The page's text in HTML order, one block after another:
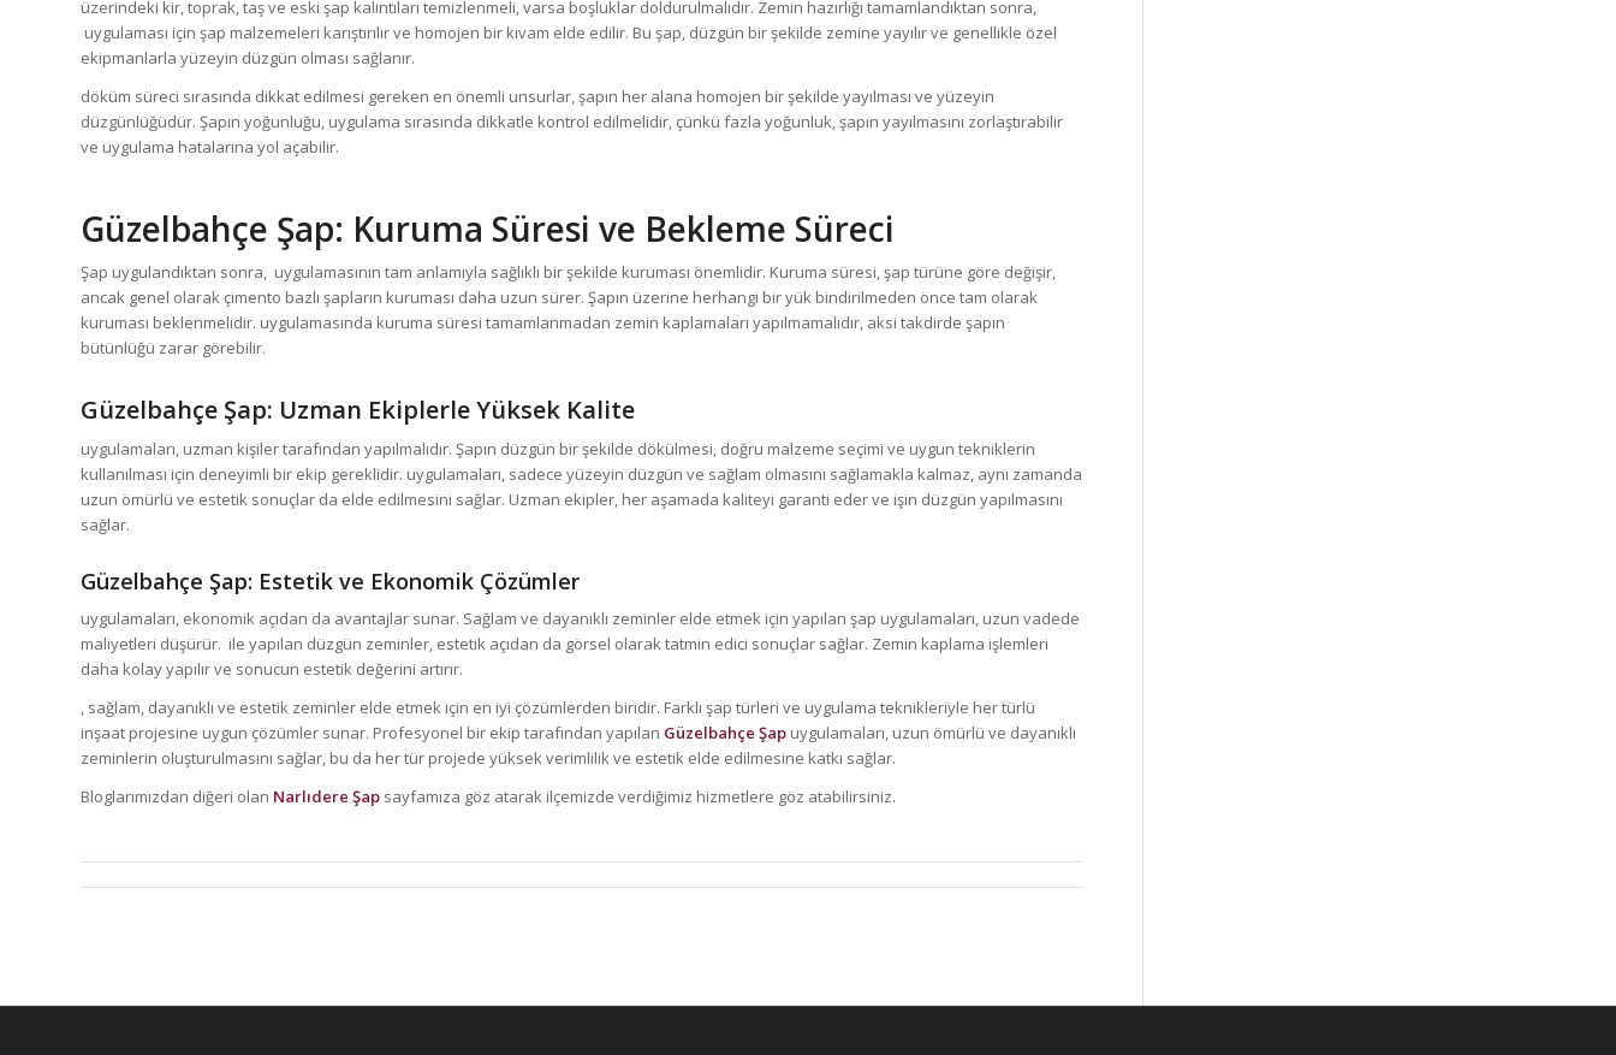
üzerindeki kir, toprak, taş ve eski şap kalıntıları temizlenmeli, varsa boşluklar doldurulmalıdır. Zemin hazırlığı tamamlandıktan sonra,
uygulaması için şap malzemeleri karıştırılır ve homojen bir kıvam elde edilir. Bu şap, düzgün bir şekilde zemine yayılır ve genellikle özel
ekipmanlarla yüzeyin düzgün olması sağlanır.
döküm süreci sırasında dikkat edilmesi gereken en önemli unsurlar, şapın her alana homojen bir şekilde yayılması ve yüzeyin
düzgünlüğüdür. Şapın yoğunluğu, uygulama sırasında dikkatle kontrol edilmelidir, çünkü fazla yoğunluk, şapın yayılmasını zorlaştırabilir
ve uygulama hatalarına yol açabilir.
Güzelbahçe Şap: Kuruma Süresi ve Bekleme Süreci
Şap uygulandıktan sonra, uygulamasının tam anlamıyla sağlıklı bir şekilde kuruması önemlidir. Kuruma süresi, şap türüne göre değişir,
ancak genel olarak çimento bazlı şapların kuruması daha uzun sürer. Şapın üzerine herhangi bir yük bindirilmeden önce tam olarak
kuruması beklenmelidir. uygulamasında kuruma süresi tamamlanmadan zemin kaplamaları yapılmamalıdır, aksi takdirde şapın
bütünlüğü zarar görebilir.
Güzelbahçe Şap: Uzman Ekiplerle Yüksek Kalite
uygulamaları, uzman kişiler tarafından yapılmalıdır. Şapın düzgün bir şekilde dökülmesi, doğru malzeme seçimi ve uygun tekniklerin
kullanılması için deneyimli bir ekip gereklidir. uygulamaları, sadece yüzeyin düzgün ve sağlam olmasını sağlamakla kalmaz, aynı zamanda
uzun ömürlü ve estetik sonuçlar da elde edilmesini sağlar. Uzman ekipler, her aşamada kaliteyi garanti eder ve işin düzgün yapılmasını
sağlar.
Güzelbahçe Şap: Estetik ve Ekonomik Çözümler
uygulamaları, ekonomik açıdan da avantajlar sunar. Sağlam ve dayanıklı zeminler elde etmek için yapılan şap uygulamaları, uzun vadede
maliyetleri düşürür. ile yapılan düzgün zeminler, estetik açıdan da görsel olarak tatmin edici sonuçlar sağlar. Zemin kaplama işlemleri
daha kolay yapılır ve sonucun estetik değerini artırır.
, sağlam, dayanıklı ve estetik zeminler elde etmek için en iyi çözümlerden biridir. Farklı şap türleri ve uygulama teknikleriyle her türlü
inşaat projesine uygun çözümler sunar. Profesyonel bir ekip tarafından yapılan Güzelbahçe Şap uygulamaları, uzun ömürlü ve dayanıklı
zeminlerin oluşturulmasını sağlar, bu da her tür projede yüksek verimlilik ve estetik elde edilmesine katkı sağlar.
Bloglarımızdan diğeri olan Narlıdere Şap sayfamıza göz atarak ilçemizde verdiğimiz hizmetlere göz atabilirsiniz.